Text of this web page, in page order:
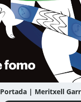
Portada | Meritxell